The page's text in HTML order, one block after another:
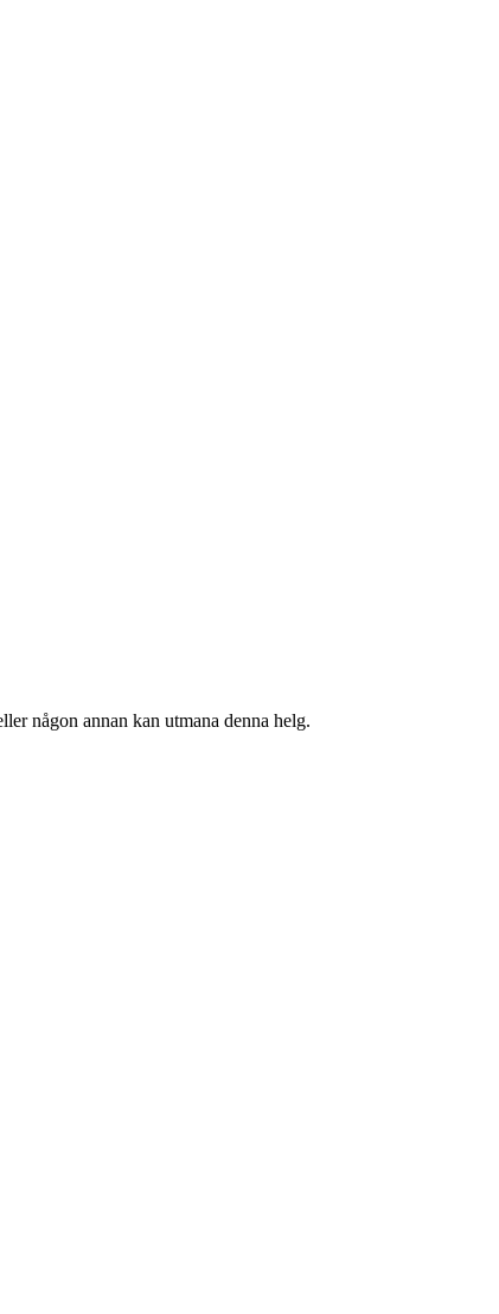
någon annan kan utmana denna helg.